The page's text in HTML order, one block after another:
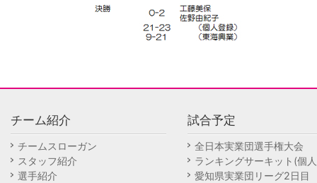
チーム紹介
チームスローガン
スタッフ紹介
選手紹介
試合予定
全日本実業団選手権大会
ランキングサーキット(個
愛知県実業団リーグ2日目